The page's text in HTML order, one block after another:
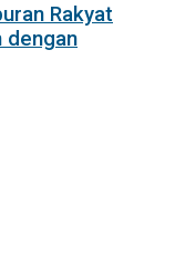
Rakyat
dengan